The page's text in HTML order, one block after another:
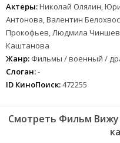
Актеры:Николай Олялин,
Антонова, Валентин
Прокофьев, Людмила
Каштанова
Жанр: Фильмы / военный /
Слоган:-
ID КиноПоиск:472255
Смотреть Фильм